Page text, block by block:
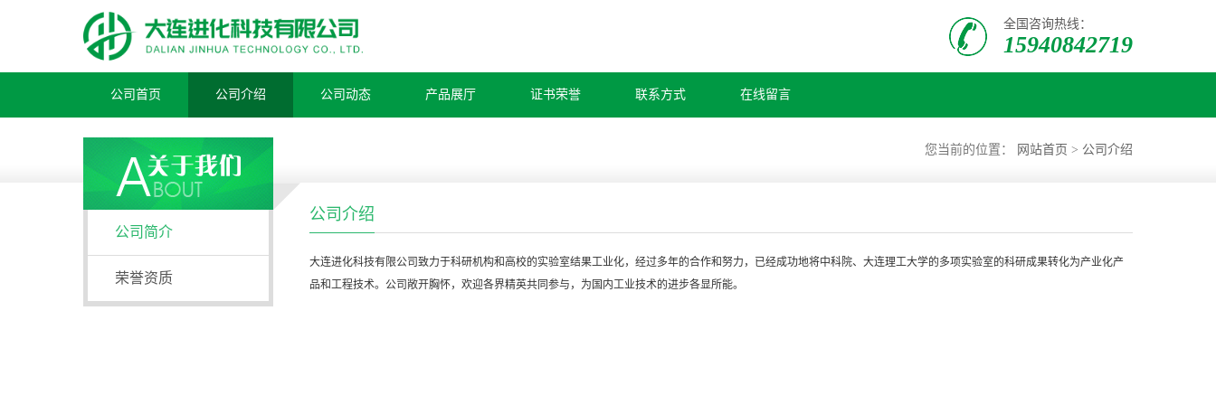
全国咨询热线：
15940842719
公司首页 公司介绍 公司动态 产品展厅 证书荣誉 联系方式 在线留言
您当前的位置： 网站首页 > 公司介绍
公司简介
荣誉资质
公司介绍
大连进化科技有限公司致力于科研机构和 高校的实验室结果工业化，经过多年的合作和努力，已经成功地将中科院、大连理工大学的多项实验室的科研成果转化为产业化产
品和工程技术。公司敞开胸怀，欢迎各界精英共同参与，为国内工业技术的进步各显所能。